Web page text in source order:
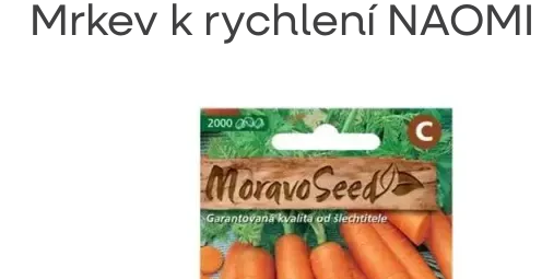
Mrkev k rychlení NAOMI